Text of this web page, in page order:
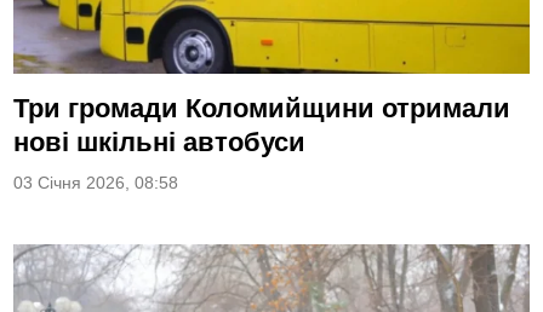
Три громади Коломийщини отримали
нові шкільні автобуси
03 Січня 2026, 08:58